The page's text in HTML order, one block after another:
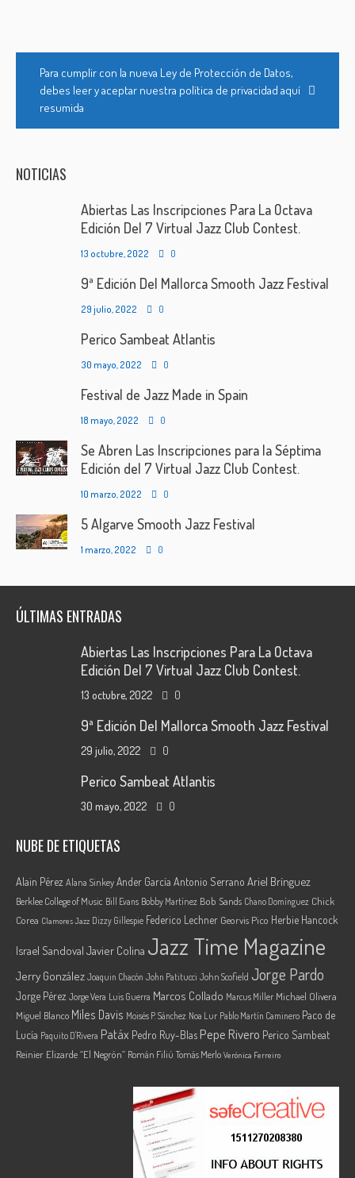
Para cumplir con la nueva Ley de Protección de Datos,
debes leer y aceptar nuestra política de privacidad aquí
resumida
NOTICIAS
Abiertas Las Inscripciones Para La Octava
Edición Del 7 Virtual Jazz Club Contest.
13 octubre, 2022 0
9ª Edición Del Mallorca Smooth Jazz Festival
29 julio, 2022 0
Perico Sambeat Atlantis
30 mayo, 2022 0
Festival de Jazz Made in Spain
18 mayo, 2022 0
Se Abren Las Inscripciones para la Séptima
Edición del 7 Virtual Jazz Club Contest.
10 marzo, 2022 0
5 Algarve Smooth Jazz Festival
1 marzo, 2022 0
ÚLTIMAS ENTRADAS
Abiertas Las Inscripciones Para La Octava
Edición Del 7 Virtual Jazz Club Contest.
13 octubre, 2022 0
9ª Edición Del Mallorca Smooth Jazz Festival
29 julio, 2022 0
Perico Sambeat Atlantis
30 mayo, 2022 0
NUBE DE ETIQUETAS
Alain Pérez Alana SinkeyAnder García Antonio Serrano Ariel Brínguez
Berklee College of Music Bill Evans Bobby Martínez Bob Sands Chano Domínguez Chick
Corea Clamores Jazz Dizzy Gillespie Federico Lechner Georvis Pico Herbie Hancock
Israel Sandoval Javier Colina Jazz Time Magazine
Jerry González Joaquin Chacón John Patitucci John Scofield Jorge Pardo
Jorge Pérez Jorge Vera Luis Guerra Marcos Collado Marcus Miller Michael Olivera
Miguel Blanco Miles Davis Moisés P. Sánchez Noa Lur Pablo Martín Caminero Paco de
Lucía Paquito D'Rivera Patáx Pedro Ruy-Blas Pepe Rivero Perico Sambeat
Reinier Elizarde “El Negrón” Román Filiú Tomás Merlo Verónica Ferreiro